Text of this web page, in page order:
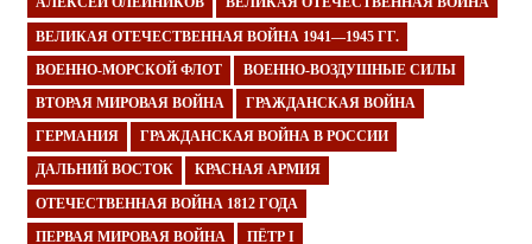
ВЕЛИКАЯ ОТЕЧЕСТВЕННАЯ ВОЙНА 1941—1945 ГГ.
ВОЕННО-МОРСКОЙ ФЛОТ ВОЕННО-ВОЗДУШНЫЕ СИЛЫ
ВТОРАЯ МИРОВАЯ ВОЙНА ГРАЖДАНСКАЯ ВОЙНА
ГЕРМАНИЯ ГРАЖДАНСКАЯ ВОЙНА В РОССИИ
ДАЛЬНИЙ ВОСТОК КРАСНАЯ АРМИЯ
ОТЕЧЕСТВЕННАЯ ВОЙНА 1812 ГОДА
ПЕРВАЯ МИРОВАЯ ВОЙНА ПЁТР I